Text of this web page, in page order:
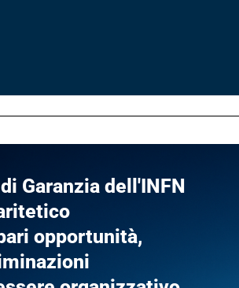
Garanzia dell'INFN
opportunità,